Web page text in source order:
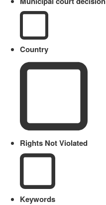
Country
Rights Not Violated
Keywords